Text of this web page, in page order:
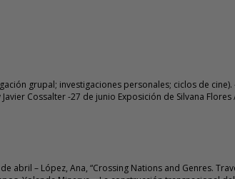
grupal; investigaciones personales; ciclos de
Cossalter -27 de junio Exposición de Silvana
abril – López, Ana, “Crossing Nations and Genres.